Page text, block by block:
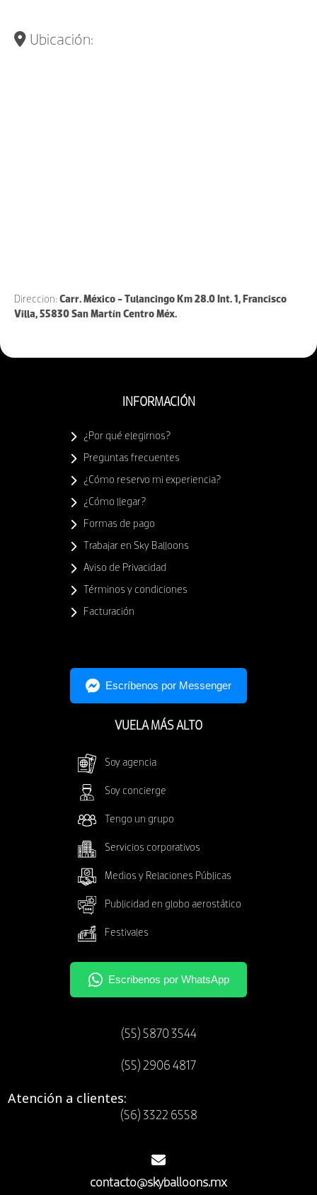
Ubicación:
Direccion: Carr. México - Tulancingo Km 28.0 Int. 1, Francisco
Villa, 55830 San Martín Centro Méx.
INFORMACIÓN
¿Por qué elegirnos?
Preguntas frecuentes
¿Cómo reservo mi experiencia?
¿Cómo llegar?
Formas de pago
Trabajar en Sky Balloons
Aviso de Privacidad
Términos y condiciones
Facturación
VUELA MÁS ALTO
Soy agencia
Soy concierge
Tengo un grupo
Servicios corporativos
Medios y Relaciones Públicas
Publicidad en globo aerostático
Festivales
(55) 5870 3544
(55) 2906 4817
Atención a clientes:
(56) 3322 6558
contacto@skyballoons.mx